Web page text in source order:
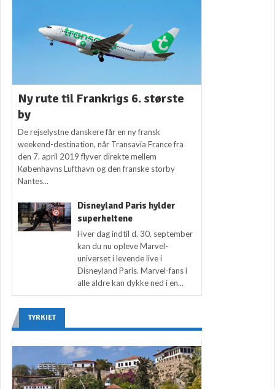
Ny rute til Frankrigs 6. største
by
De rejselystne danskere får en ny fransk
weekend-destination, når Transavia France fra
den 7. april 2019 flyver direkte mellem
Københavns Lufthavn og den franske storby
Nantes...
Disneyland Paris hylder
superheltene
Hver dag indtil d. 30. september
kan du nu opleve Marvel-
universet i levende live i
Disneyland Paris. Marvel-fans i
alle aldre kan dykke ned i en...
TYRKIET